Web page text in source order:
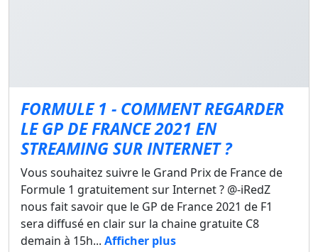
FORMULE 1 - COMMENT REGARDER
LE GP DE FRANCE 2021 EN
STREAMING SUR INTERNET ?
Vous souhaitez suivre le Grand Prix de France de
Formule 1 gratuitement sur Internet ? @-iRedZ
nous fait savoir que le GP de France 2021 de F1
sera diffusé en clair sur la chaine gratuite C8
demain à 15h... Afficher plus